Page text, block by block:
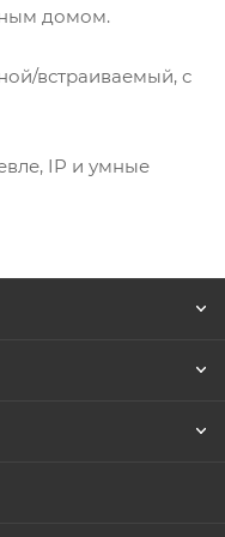
домом.
встраиваемый, с
IP и умные